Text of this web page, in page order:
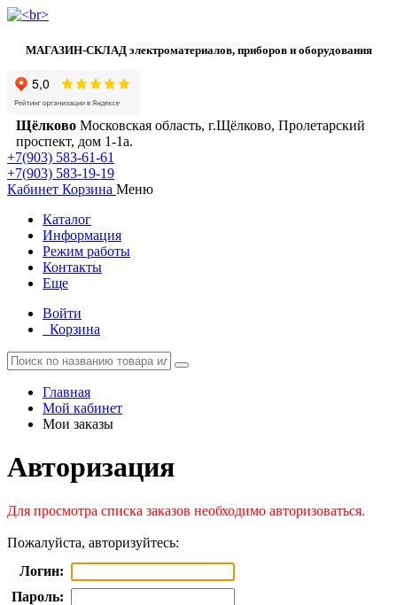
МАГАЗИН-СКЛАД электроматериалов, приборов и оборудования
Щёлково Московская область, г.Щёлково, Пролетарский
проспект, дом 1‑1а.
+7(903) 583-61-61
+7(903) 583-19-19
Кабинет Корзина Меню
Каталог
Информация
Режим работы
Контакты
Еще
Войти
Корзина
Главная
Мой кабинет
Мои заказы
Авторизация
Для просмотра списка заказов необходимо авторизоваться.
Пожалуйста, авторизуйтесь:
Логин:
Пароль: